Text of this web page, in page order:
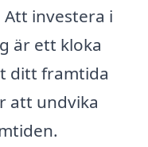
investera i
är ett kloka
ditt framtida
att undvika